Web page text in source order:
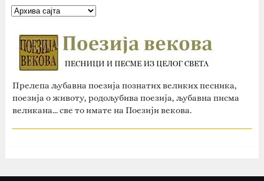
Прелепа љубавна поезија познатих великих песника,
поезија о животу, родољубива поезија, љубавна писма
великана... све то имате на Поезији векова.